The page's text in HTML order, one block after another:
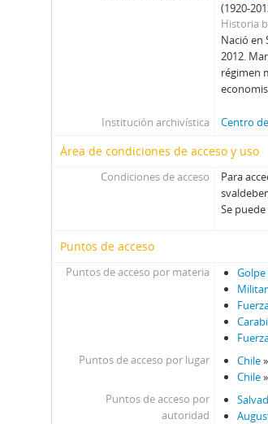
(1920-
Historia
Nació en
2012.
régimen
Institución archivística Centro
Área de condiciones de acceso y uso
Condiciones de acceso
Para
Se
Puntos de acceso
Puntos de acceso por materia
Golpe
Puntos de acceso por lugar
Chile
Chile
Puntos de acceso por
autoridad